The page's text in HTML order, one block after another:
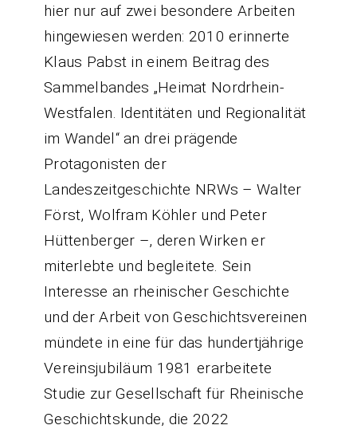
hier nur auf zwei besondere Arbeiten
hingewiesen werden: 2010 erinnerte
Klaus Pabst in einem Beitrag des
Sammelbandes „Heimat Nordrhein-
Westfalen. Identitäten und Regionalität
im Wandel“ an drei prägende
Protagonisten der
Landeszeitgeschichte NRWs – Walter
Först, Wolfram Köhler und Peter
Hüttenberger –, deren Wirken er
miterlebte und begleitete. Sein
Interesse an rheinischer Geschichte
und der Arbeit von Geschichtsvereinen
mündete in eine für das hundertjährige
Vereinsjubiläum 1981 erarbeitete
Studie zur Gesellschaft für Rheinische
Geschichtskunde, die 2022